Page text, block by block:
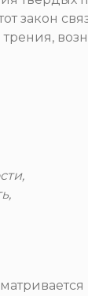
закон
трения,